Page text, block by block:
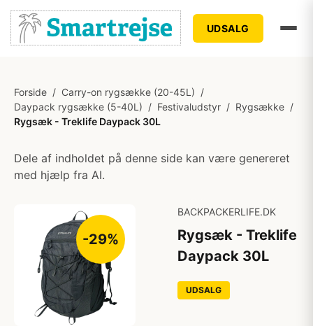
UDSALG
Forside / Carry-on rygsække (20-45L) /
Daypack rygsække (5-40L) / Festivaludstyr / Rygsække /
Rygsæk - Treklife Daypack 30L
Dele af indholdet på denne side kan være genereret
med hjælp fra AI.
-29%
BACKPACKERLIFE.DK
Rygsæk - Treklife
Daypack 30L
UDSALG